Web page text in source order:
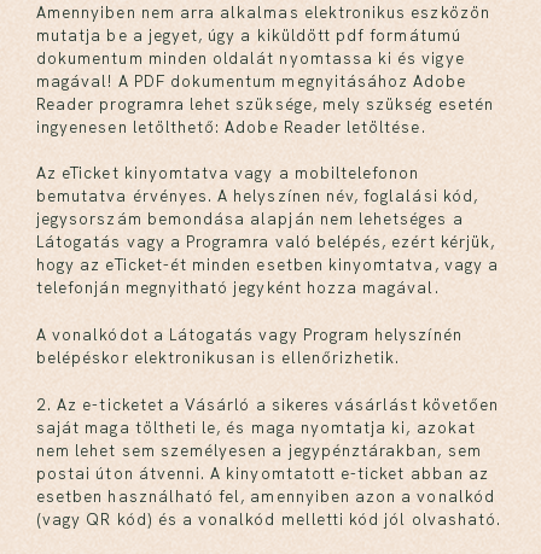
Amennyiben nem arra alkalmas elektronikus eszközön
mutatja be a jegyet, úgy a kiküldött pdf formátumú
dokumentum minden oldalát nyomtassa ki és vigye
magával! A PDF dokumentum megnyitásához Adobe
Reader programra lehet szüksége, mely szükség esetén
ingyenesen letölthető: Adobe Reader letöltése.
Az eTicket kinyomtatva vagy a mobiltelefonon
bemutatva érvényes. A helyszínen név, foglalási kód,
jegysorszám bemondása alapján nem lehetséges a
Látogatás vagy a Programra való belépés, ezért kérjük,
hogy az eTicket-ét minden esetben kinyomtatva, vagy a
telefonján megnyitható jegyként hozza magával.
A vonalkódot a Látogatás vagy Program helyszínén
belépéskor elektronikusan is ellenőrizhetik.
2. Az e-ticketet a Vásárló a sikeres vásárlást követően
saját maga töltheti le, és maga nyomtatja ki, azokat
nem lehet sem személyesen a jegypénztárakban, sem
postai úton átvenni. A kinyomtatott e-ticket abban az
esetben használható fel, amennyiben azon a vonalkód
(vagy QR kód) és a vonalkód melletti kód jól olvasható.